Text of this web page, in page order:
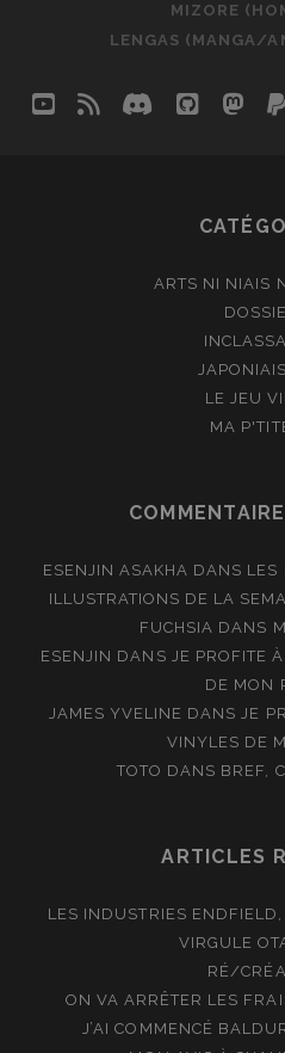
MIZORE
LENGAS (MANGA/
youtube
rss discord
github
ARTS NI NIAIS
LE JEU
MA
ESENJIN ASAKHA DANS LES
ILLUSTRATIONS DE LA
FUCHSIA DANS
ESENJIN DANS JE PROFITE
DE MON
JAMES YVELINE DANSJE
VINYLES DE
TOTO DANS BREF,
ARTICLES
LES INDUSTRIES
VIRGULE
RÉ/
ON VA ARRÊTER LES
J’AI COMMENCÉ